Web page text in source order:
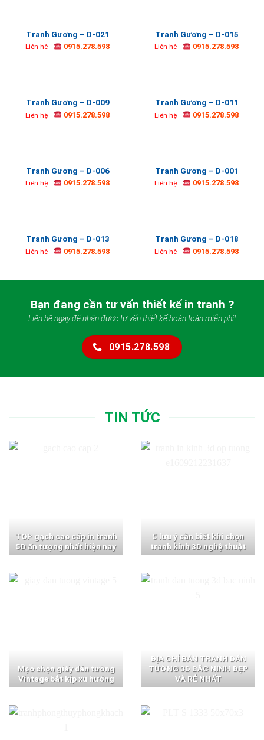
Tranh Gương – D-021
Liên hệ 0915.278.598
Tranh Gương – D-015
Liên hệ 0915.278.598
Tranh Gương – D-009
Liên hệ 0915.278.598
Tranh Gương – D-011
Liên hệ 0915.278.598
Tranh Gương – D-006
Liên hệ 0915.278.598
Tranh Gương – D-001
Liên hệ 0915.278.598
Tranh Gương – D-013
Liên hệ 0915.278.598
Tranh Gương – D-018
Liên hệ 0915.278.598
Bạn đang cần tư vấn thiết kế in tranh ?
Liên hệ ngay để nhận được tư vấn thiết kế hoàn toàn miễn phí!
0915.278.598
TIN TỨC
TOP gạch cao cấp in tranh
5D ấn tượng nhất hiện nay
5 lưu ý cần biết khi chọn
tranh kính 3D nghệ thuật
Mẹo chọn giấy dán tường
Vintage bắt kịp xu hướng
ĐỊA CHỈ BÁN TRANH DÁN
TƯỜNG 3D BẮC NINH ĐẸP
VÀ RẺ NHẤT